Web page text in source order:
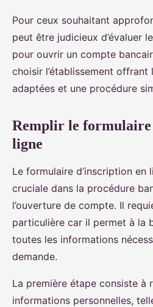
Pour ceux souhaitant
peut être judicieux d’évaluer
pour ouvrir un compte
choisir l’établissement
adaptées et une procédure
Remplir le formulaire
ligne
Le formulaire d’inscription en
cruciale dans la procédure
l’ouverture de compte. Il
particulière car il permet à la
toutes les informations
demande.
La première étape consiste à
informations personnelles,